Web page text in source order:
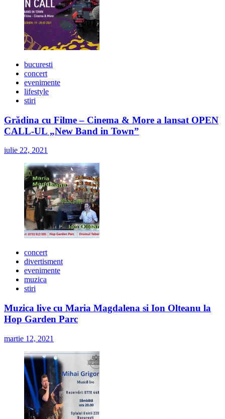
bucuresti
concert
evenimente
lifestyle
stiri
Grădina cu Filme – Cinema & More a lansat OPEN
CALL-UL „New Band in Town”
iulie 22, 2021
concert
divertisment
evenimente
muzica
stiri
Muzica live cu Maria Magdalena si Ion Olteanu la
Hop Garden Parc
martie 12, 2021